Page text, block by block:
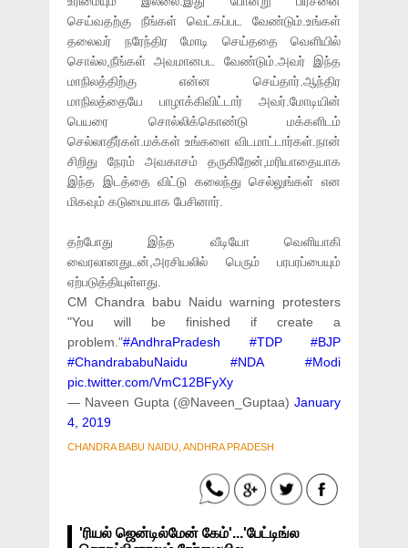
செய்வதற்கு நீங்கள் வெட்கப்பட வேண்டும்.உங்கள்
தலைவர் நரேந்திர மோடி செய்ததை வெளியில்
சொல்ல,நீங்கள் அவமானபட வேண்டும்.அவர் இந்த
மாநிலத்திற்கு என்ன செய்தார்.ஆந்திர
மாநிலத்தையே பாழாக்கிவிட்டார் அவர்.மோடியின்
பெயரை சொல்லிக்கொண்டு மக்களிடம்
செல்லாதீர்கள்.மக்கள் உங்களை விடமாட்டார்கள்.நான்
சிறிது நேரம் அவகாசம் தருகிறேன்,மரியாதையாக
இந்த இடத்தை விட்டு கலைந்து செல்லுங்கள் என
மிகவும் கடுமையாக பேசினார்.
தற்போது இந்த வீடியோ வெளியாகி
வைரலானதுடன்,அரசியலில் பெரும் பரபரப்பையும்
ஏற்படுத்தியுள்ளது.
CM Chandra babu Naidu warning protesters
"You will be finished if create a
problem."#AndhraPradesh #TDP
#BJP
#ChandrababuNaidu
#NDA
#Modi
pic.twitter.com/VmC12BFyXy
— Naveen Gupta (@Naveen_Guptaa) January
4, 2019
CHANDRA BABU NAIDU, ANDHRA PRADESH
'ரியல் ஜென்டில்மேன் கேம்'...'பேட்டிங்ல